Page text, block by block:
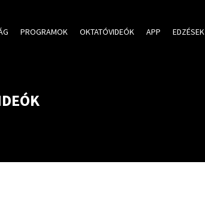
PROGRAMOK OKTATÓVIDEÓK APP EDZÉSEK